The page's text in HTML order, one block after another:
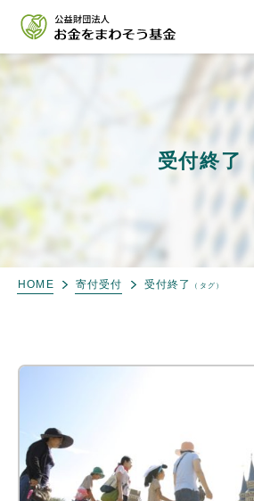
受付終了
HOME 寄付受付 受付終了 （タグ）